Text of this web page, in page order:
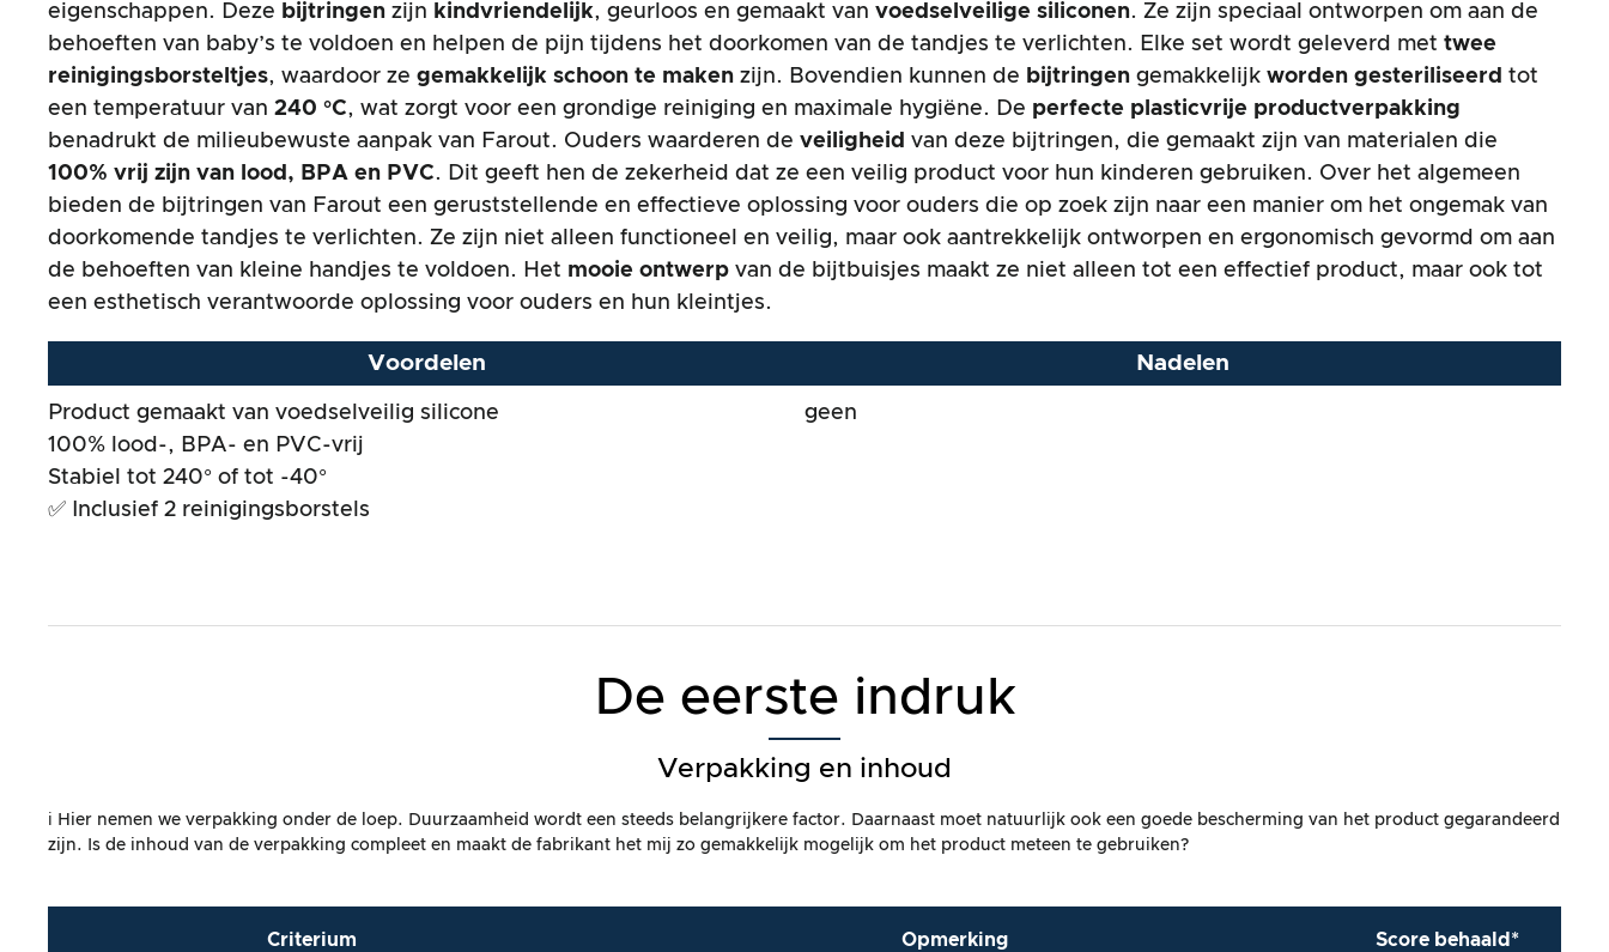
De praktijktest
Prijs/prestatieverhouding
Algemeen resultaat
eigenschappen. Deze bijtringen zijn kindvriendelijk, geurloos en gemaakt van voedselveilige siliconen. Ze zijn speciaal ontworpen om aan de
behoeften van baby’s te voldoen en helpen de pijn tijdens het doorkomen van de tandjes te verlichten. Elke set wordt geleverd met twee
reinigingsborsteltjes, waardoor ze gemakkelijk schoon te maken zijn. Bovendien kunnen de bijtringen gemakkelijk worden gesteriliseerd tot
een temperatuur van 240 °C, wat zorgt voor een grondige reiniging en maximale hygiëne. De perfecte plasticvrije productverpakking
benadrukt de milieubewuste aanpak van Farout. Ouders waarderen de veiligheid van deze bijtringen, die gemaakt zijn van materialen die
100% vrij zijn van lood, BPA en PVC. Dit geeft hen de zekerheid dat ze een veilig product voor hun kinderen gebruiken. Over het algemeen
bieden de bijtringen van Farout een geruststellende en effectieve oplossing voor ouders die op zoek zijn naar een manier om het ongemak van
doorkomende tandjes te verlichten. Ze zijn niet alleen functioneel en veilig, maar ook aantrekkelijk ontworpen en ergonomisch gevormd om aan
de behoeften van kleine handjes te voldoen. Het mooie ontwerp van de bijtbuisjes maakt ze niet alleen tot een effectief product, maar ook tot
een esthetisch verantwoorde oplossing voor ouders en hun kleintjes.
Voordelen
Product gemaakt van voedselveilig silicone
100% lood-, BPA- en PVC-vrij
Stabiel tot 240° of tot -40°
✅ Inclusief 2 reinigingsborstels
Nadelen
geen
De eerste indruk
Verpakking en inhoud
ℹ️ Hier nemen we verpakking onder de loep. Duurzaamheid wordt een steeds belangrijkere factor. Daarnaast moet natuurlijk ook een goede bescherming van het product gegarandeerd
zijn. Is de inhoud van de verpakking compleet en maakt de fabrikant het mij zo gemakkelijk mogelijk om het product meteen te gebruiken?
Criterium Opmerking Score behaald*